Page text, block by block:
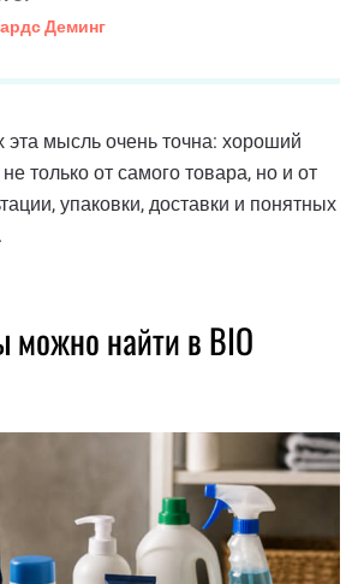
Деминг
эта мысль очень точна: хороший
не только от самого товара, но и от
упаковки, доставки и понятных
можно найти в BIO